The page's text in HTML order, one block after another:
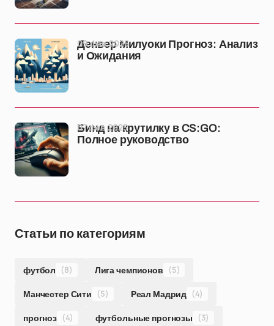
Денвер Милуоки Прогноз: Анализ
и Ожидания
09 фев 2025
Бинд на крутилку в CS:GO:
Полное руководство
07 фев 2025
Статьи по категориям
футбол (8) Лига чемпионов (5)
Манчестер Сити (5) Реал Мадрид (4)
прогноз (4) футбольные прогнозы (3)